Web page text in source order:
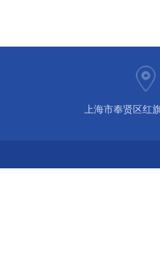
上海市奉贤区红